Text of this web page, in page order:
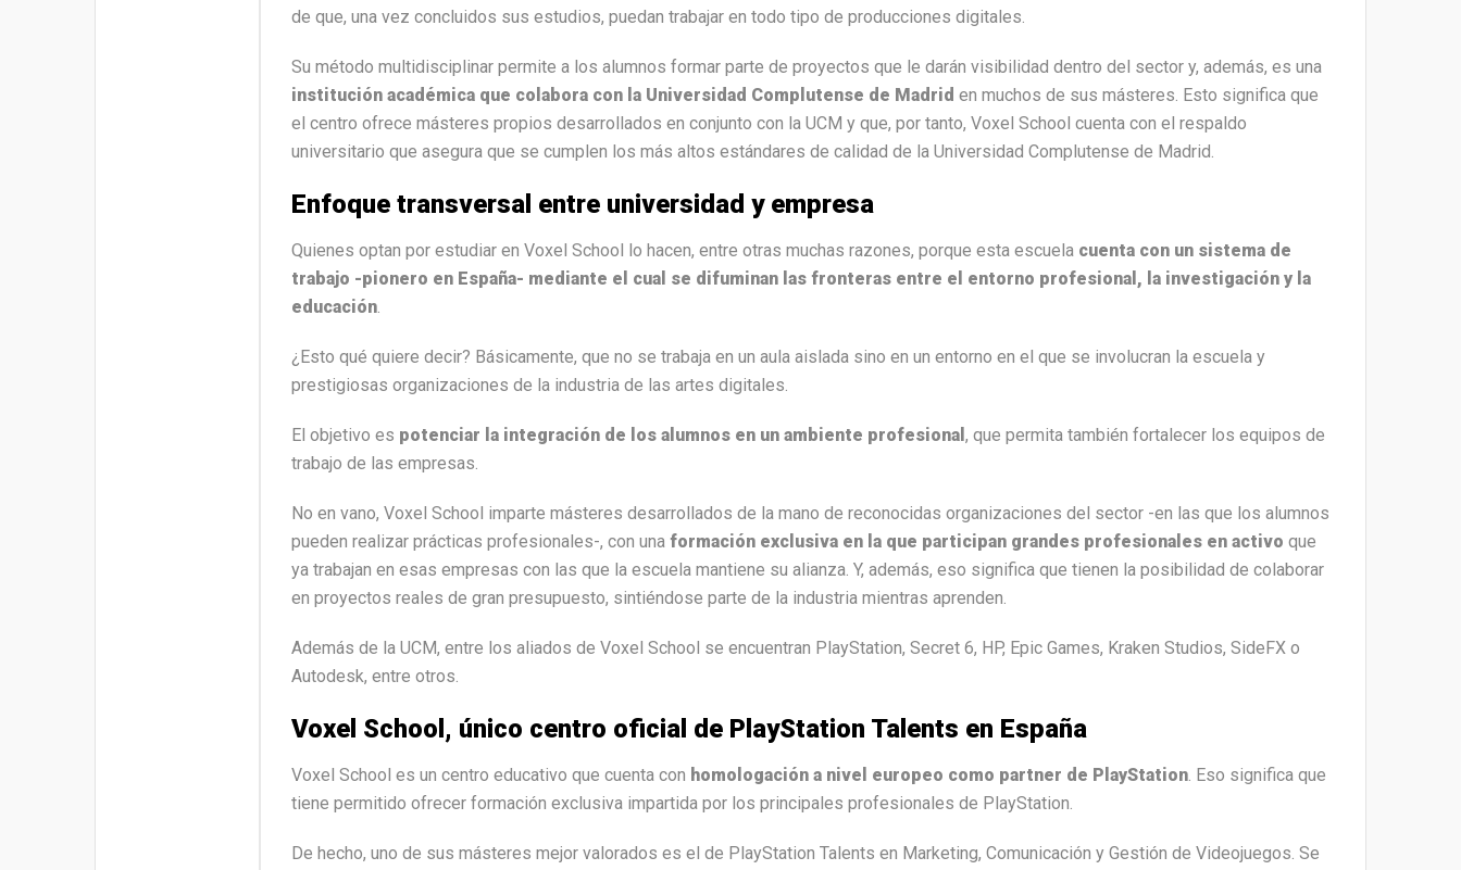
de que, una vez concluidos sus estudios, puedan trabajar en todo tipo de producciones digitales.
Su método multidisciplinar permite a los alumnos formar parte de proyectos que le darán visibilidad dentro del sector y, además, es una
institución académica que colabora con la Universidad Complutense de Madrid en muchos de sus másteres. Esto significa que
el centro ofrece másteres propios desarrollados en conjunto con la UCM y que, por tanto, Voxel School cuenta con el respaldo
universitario que asegura que se cumplen los más altos estándares de calidad de la Universidad Complutense de Madrid.
Enfoque transversal entre universidad y empresa
Quienes optan por estudiar en Voxel School lo hacen, entre otras muchas razones, porque esta escuela cuenta con un sistema de
trabajo -pionero en España- mediante el cual se difuminan las fronteras entre el entorno profesional, la investigación y la
educación.
¿Esto qué quiere decir? Básicamente, que no se trabaja en un aula aislada sino en un entorno en el que se involucran la escuela y
prestigiosas organizaciones de la industria de las artes digitales.
El objetivo es potenciar la integración de los alumnos en un ambiente profesional , que permita también fortalecer los equipos de
trabajo de las empresas.
No en vano, Voxel School imparte másteres desarrollados de la mano de reconocidas organizaciones del sector -en las que los alumnos
pueden realizar prácticas profesionales-, con una formación exclusiva en la que participan grandes profesionales en activo que
ya trabajan en esas empresas con las que la escuela mantiene su alianza. Y, además, eso significa que tienen la posibilidad de colaborar
en proyectos reales de gran presupuesto, sintiéndose parte de la industria mientras aprenden.
Además de la UCM, entre los aliados de Voxel School se encuentran PlayStation, Secret 6, HP, Epic Games, Kraken Studios, SideFX o
Autodesk, entre otros.
Voxel School, único centro oficial de PlayStation Talents en España
Voxel School es un centro educativo que cuenta con homologación a nivel europeo como partner de PlayStation. Eso significa que
tiene permitido ofrecer formación exclusiva impartida por los principales profesionales de PlayStation.
De hecho, uno de sus másteres mejor valorados es el de PlayStation Talents en Marketing, Comunicación y Gestión de Videojuegos. Se